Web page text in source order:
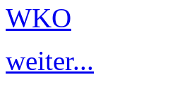
WKO
weiter...